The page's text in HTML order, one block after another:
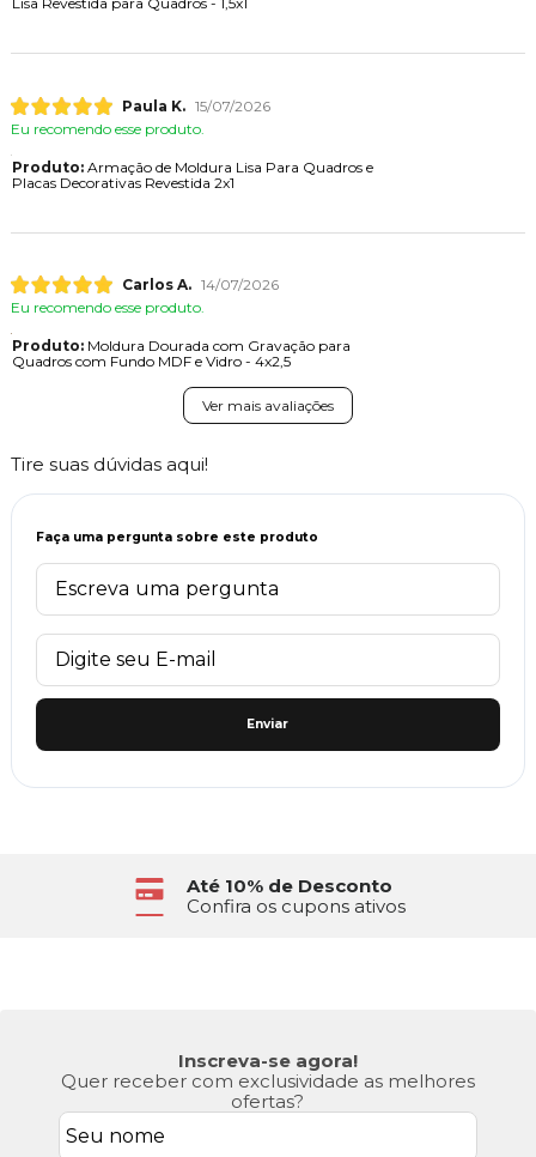
Paula K. 15/07/2026
Eu recomendo esse produto.
Produto:Armação de Moldura Lisa Para Quadros e
Placas Decorativas Revestida 2x1
Carlos A. 14/07/2026
Eu recomendo esse produto.
Produto:Moldura Dourada com Gravação para
Quadros com Fundo MDF e Vidro - 4x2,5
Ver mais avaliações
Tire suas dúvidas aqui!
Faça uma pergunta sobre este produto
Enviar
6x Sem Juros
No Cartão de Crédito
Inscreva-se agora!
Quer receber com exclusividade as melhores
ofertas?